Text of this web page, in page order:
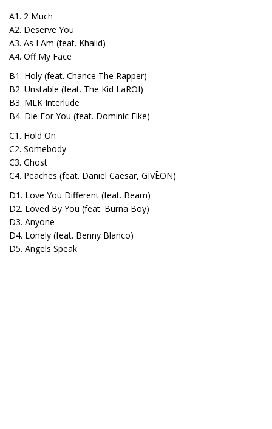
A1. 2 Much
A2. Deserve You
A3. As I Am (feat. Khalid)
A4. Off My Face
B1. Holy (feat. Chance The Rapper)
B2. Unstable (feat. The Kid LaROI)
B3. MLK Interlude
B4. Die For You (feat. Dominic Fike)
C1. Hold On
C2. Somebody
C3. Ghost
C4. Peaches (feat. Daniel Caesar, GIVĒON)
D1. Love You Different (feat. Beam)
D2. Loved By You (feat. Burna Boy)
D3. Anyone
D4. Lonely (feat. Benny Blanco)
D5. Angels Speak